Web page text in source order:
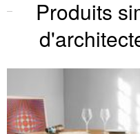
Produits